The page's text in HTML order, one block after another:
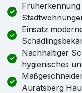
Einsatz
Nachhaltiger
hygienisches
Auratsberg